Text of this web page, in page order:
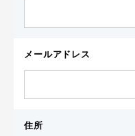
メールアドレス
住所